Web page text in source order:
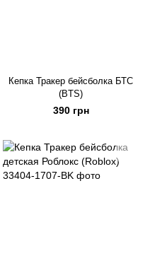
Кепка Тракер бейсболка БТС
(BTS)
390 грн